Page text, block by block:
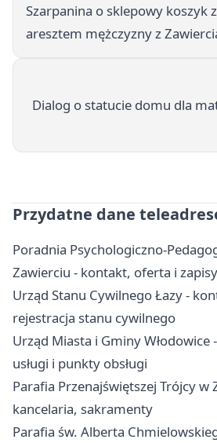
Szarpanina o sklepowy koszyk
aresztem mężczyzny z
Dialog o statucie domu dla
Przydatne dane
Poradnia Psychologiczno-
Zawierciu - kontakt, oferta i zapisy
Urząd Stanu Cywilnego Łazy -
rejestracja stanu cywilnego
Urząd Miasta i Gminy
usługi i punkty obsługi
Parafia Przenajświętszej Trójcy w
kancelaria, sakramenty
Parafia św. Alberta